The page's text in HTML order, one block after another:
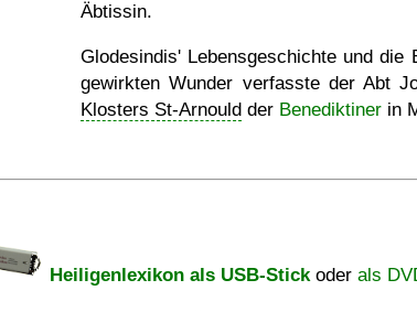
Äbtissin.
Glodesindis' Lebensgeschichte und die
gewirkten Wunder verfasste der Abt
Klosters St-Arnould der Benediktiner in
Heiligenlexikon als USB-Stickoder als